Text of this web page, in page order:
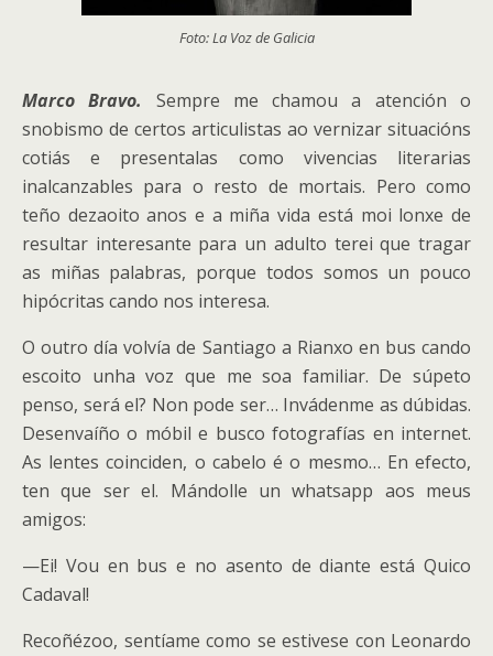
Foto: La Voz de Galicia
Marco Bravo. Sempre me chamou a atención o
snobismo de certos articulistas ao vernizar situacións
cotiás e presentalas como vivencias literarias
inalcanzables para o resto de mortais. Pero como
teño dezaoito anos e a miña vida está moi lonxe de
resultar interesante para un adulto terei que tragar
as miñas palabras, porque todos somos un pouco
hipócritas cando nos interesa.
O outro día volvía de Santiago a Rianxo en bus cando
escoito unha voz que me soa familiar. De súpeto
penso, será el? Non pode ser… Invádenme as dúbidas.
Desenvaíño o móbil e busco fotografías en internet.
As lentes coinciden, o cabelo é o mesmo… En efecto,
ten que ser el. Mándolle un whatsapp aos meus
amigos:
—Ei! Vou en bus e no asento de diante está Quico
Cadaval!
Recoñézoo, sentíame como se estivese con Leonardo